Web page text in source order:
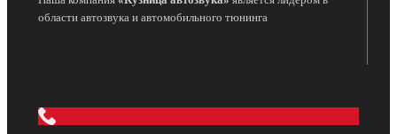
области автозвука и автомобильного тюнинга